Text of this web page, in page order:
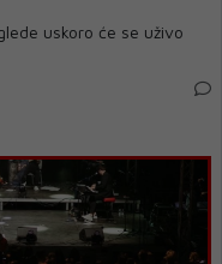
uskoro će se uživo